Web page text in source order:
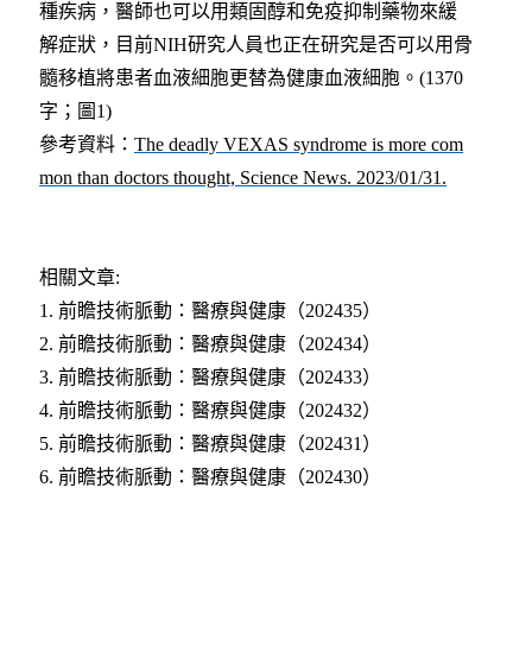
種疾病，醫師也可以用類固醇和免疫抑制藥物來緩
解症狀，目前NIH研究人員也正在研究是否可以用骨
髓移植將患者血液細胞更替為健康血液細胞。(1370
字；圖1)
參考資料 ： The deadly VEXAS syndrome is more com
mon than doctors thought, Science News. 2023/01/31.
相關文章:
1. 前瞻技術脈動：醫療與健康（202435）
2. 前瞻技術脈動：醫療與健康（202434）
3. 前瞻技術脈動：醫療與健康（202433）
4. 前瞻技術脈動：醫療與健康（202432）
5. 前瞻技術脈動：醫療與健康（202431）
6. 前瞻技術脈動：醫療與健康（202430）